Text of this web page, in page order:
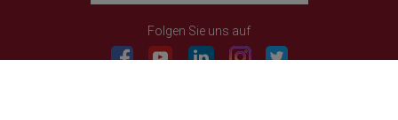
Folgen Sie uns auf